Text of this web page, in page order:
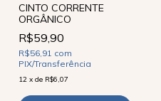
CINTO CORRENTE
ORGÂNICO
R$59,90
R$56,91 com
PIX/Transferência
12 x de R$6,07